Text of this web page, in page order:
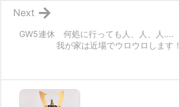
GW5連休 何処に行っても人、人、人‥‥
我が家は近場でウロウロします！
Next